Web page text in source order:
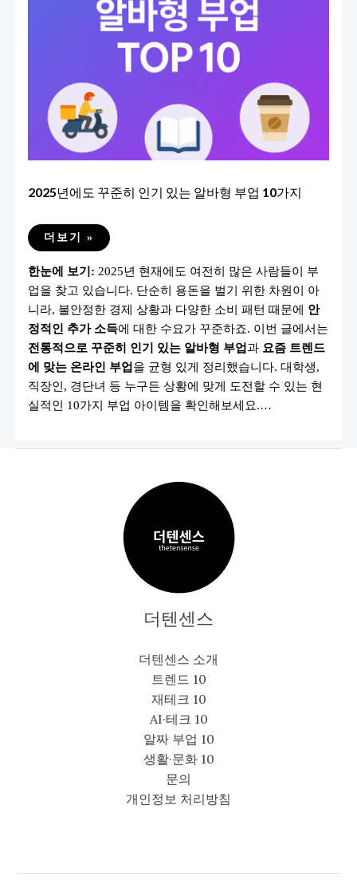
2025년에도 꾸준히 인기 있는 알바형 부업 10가지
2025
도
준
히
인
기
있
는
알
바
형
부
업
10
더보기 »
한눈에 보기: 2025년 현재에도 여전히 많은 사람들이 부
업을 찾고 있습니다. 단순히 용돈을 벌기 위한 차원이 아
니라, 불안정한 경제 상황과 다양한 소비 패턴 때문에 안
정적인 추가 소득에 대한 수요가 꾸준하죠. 이번 글에서는
전통적으로 꾸준히 인기 있는 알바형 부업과 요즘 트렌드
에 맞는 온라인 부업을 균형 있게 정리했습니다. 대학생,
직장인, 경단녀 등 누구든 상황에 맞게 도전할 수 있는 현
실적인 10가지 부업 아이템을 확인해보세요.…
더텐센스
더텐센스 소개
트렌드 10
재테크 10
AI·테크 10
알짜 부업 10
생활·문화 10
문의
개인정보 처리방침